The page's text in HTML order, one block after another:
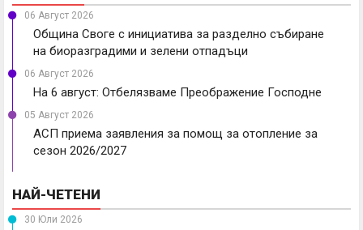
06 Август 2026
Община Своге с инициатива за разделно събиране
на биоразградими и зелени отпадъци
06 Август 2026
На 6 август: Отбелязваме Преображение Господне
05 Август 2026
АСП приема заявления за помощ за отопление за
сезон 2026/2027
НАЙ-ЧЕТЕНИ
30 Юли 2026